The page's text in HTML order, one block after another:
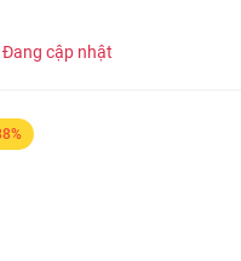
Đang cập nhật